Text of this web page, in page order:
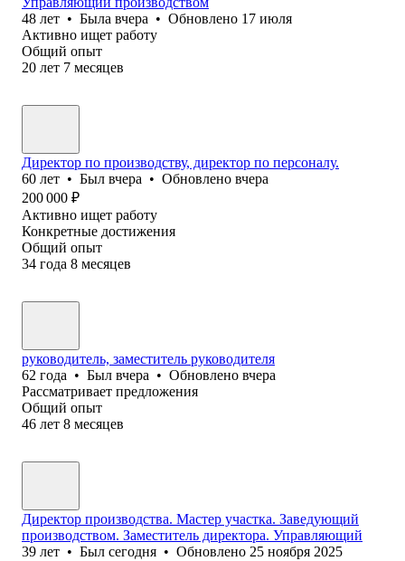
48 лет • Была вчера • Обновлено 17 июля
Активно ищет работу
Общий опыт
20 лет 7 месяцев
Директор по производству, директор по персоналу.
60 лет • Был вчера • Обновлено вчера
200 000 ₽
Активно ищет работу
Конкретные достижения
Общий опыт
34 года 8 месяцев
руководитель, заместитель руководителя
62 года • Был вчера • Обновлено вчера
Рассматривает предложения
Общий опыт
46 лет 8 месяцев
Директор производства. Мастер участка. Заведующий
производством. Заместитель директора. Управляющий
39 лет • Был сегодня • Обновлено 25 ноября 2025